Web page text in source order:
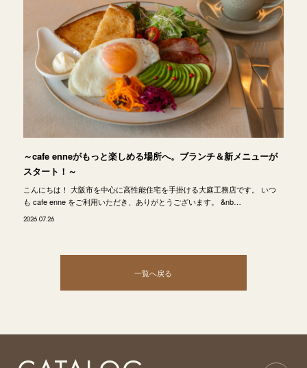
～cafe enneがもっと楽しめる場所へ。ブランチ＆新メニューが
スタート！～
こんにちは！ 大阪市を中心に高性能住宅を手掛ける大庭工務店です。 いつ
も cafe enne をご利用いただき、ありがとうございます。 &nb…
2026.07.26
一覧へ戻る